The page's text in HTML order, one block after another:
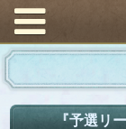
『予選リ